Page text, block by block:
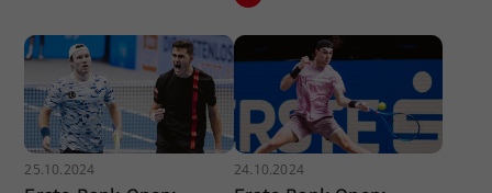
25.10.2024 24.10.2024